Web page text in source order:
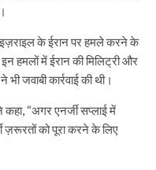
के ईरान पर हमले करने के
हमलों में ईरान की मिलिट्री और
जवाबी कार्रवाई की थी।
“अगर एनर्जी सप्लाई में
ज़रूरतों को पूरा करने के लिए